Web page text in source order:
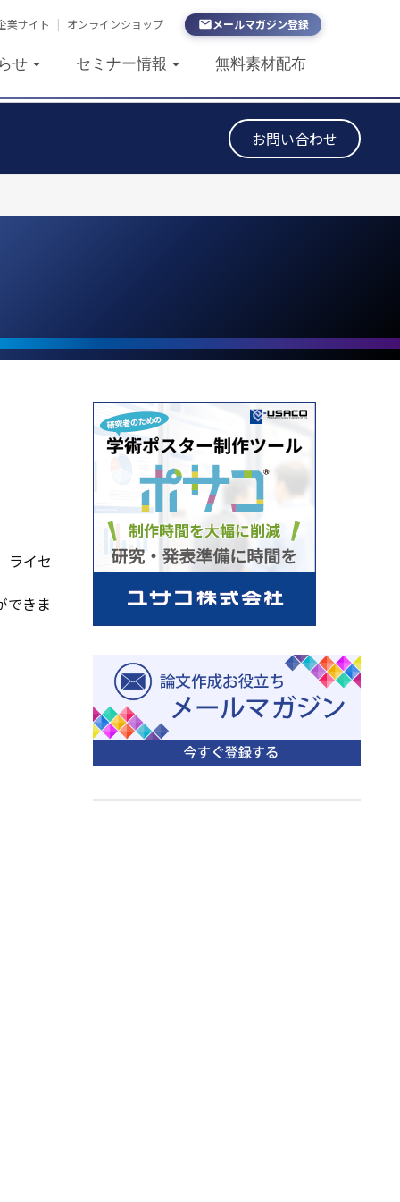
業サイト | オンラインショップ メールマガジン登録
せ セミナー情報 無料素材配布
お問い合わせ
ライセ
できま